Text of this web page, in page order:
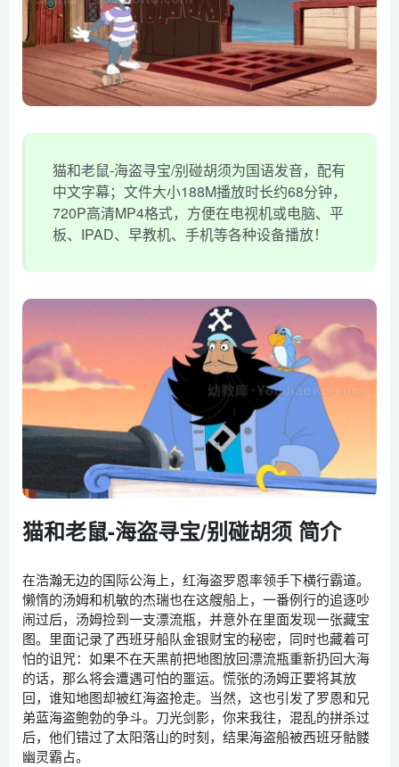
猫和老鼠-海盗寻宝/别碰胡须为国语发音，配有
中文字幕；文件大小188M播放时长约68分钟，
720P高清MP4格式，方便在电视机或电脑、平
板、IPAD、早教机、手机等各种设备播放！
猫和老鼠-海盗寻宝/别碰胡须 简介
在浩瀚无边的国际公海上，红海盗罗恩率领手下横行霸道。
懒惰的汤姆和机敏的杰瑞也在这艘船上，一番例行的追逐吵
闹过后，汤姆捡到一支漂流瓶，并意外在里面发现一张藏宝
图。里面记录了西班牙船队金银财宝的秘密，同时也藏着可
怕的诅咒：如果不在天黑前把地图放回漂流瓶重新扔回大海
的话，那么将会遭遇可怕的噩运。慌张的汤姆正要将其放
回，谁知地图却被红海盗抢走。当然，这也引发了罗恩和兄
弟蓝海盗鲍勃的争斗。刀光剑影，你来我往，混乱的拼杀过
后，他们错过了太阳落山的时刻，结果海盗船被西班牙骷髅
幽灵霸占。